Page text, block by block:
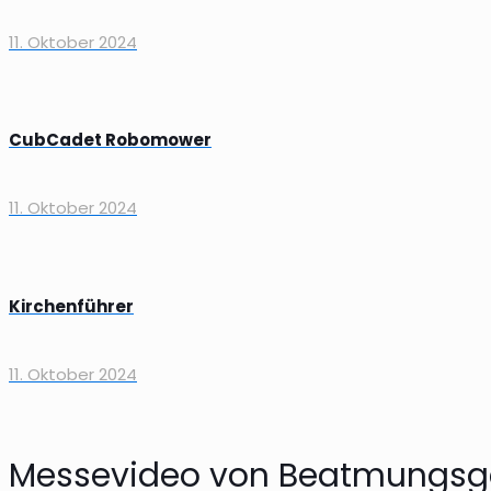
11. Oktober 2024
CubCadet Robomower
11. Oktober 2024
Kirchenführer
11. Oktober 2024
Messevideo von